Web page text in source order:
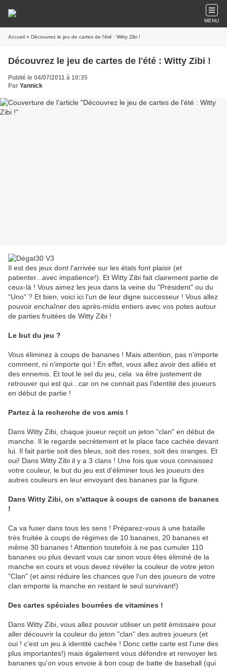
MENU
Accueil » Découvrez le jeu de cartes de l'été : Witty Zibi !
Découvrez le jeu de cartes de l'été : Witty Zibi !
Publié le 04/07/2011 à 10:35
Par Yannick
Il est des jeux dont l'arrivée sur les étals font plaisir (et
patienter...avec impatience!). Et Witty Zibi fait clairement partie de
ceux-là ! Vous aimez les jeux dans la veine du "Président" ou du
"Uno" ? Et bien, voici ici l'un de leur digne successeur ! Vous allez
pouvoir enchaîner des après-midis entiers avec vos potes autour
de parties fruitées de Witty Zibi !
Le but du jeu ?
Vous éliminez à coups de bananes ! Mais attention, pas n'importe
comment, ni n'importe qui ! En effet, vous allez avoir des alliés et
des ennemis. Et tout le sel du jeu, cela va être justement de
retrouver qui est qui...car on ne connait pas l'identité des joueurs
en début de partie !
Partez à la recherche de vos amis !
Dans Witty Zibi, chaque joueur reçoit un jeton "clan" en début de
manche. Il le regarde secrètement et le place face cachée devant
lui. Il fait partie soit des bleus, soit des roses, soit des oranges. Et
oui! Dans Witty Zibi il y a 3 clans ! Une fois que vous connaissez
votre couleur, le but du jeu est d'éliminer tous les joueurs des
autres couleurs en leur envoyant des bananes par la figure.
Dans Witty Zibi, on s'attaque à coups de canons de bananes
!
Ca va fuser dans tous les sens ! Préparez-vous à une bataille
très fruitée à coups de régimes de 10 bananes, 20 bananes et
même 30 bananes ! Attention toutefois à ne pas cumuler 110
bananes ou plus devant vous car sinon vous êtes éliminé de la
manche en cours et vous devez révéler la couleur de votre jeton
"Clan" (et ainsi réduire les chances que l'un des joueurs de votre
clan emporte la manche en restant le seul survivant!)
Des cartes spéciales bourrées de vitamines !
Dans Witty Zibi, vous allez pouvoir utiliser un petit émissaire pour
aller découvrir la couleur du jeton "clan" des autres joueurs (et
oui ! c'est un jeu à identité cachée ! Donc cette carte est l'une des
plus importantes!) mais également vous défondre et renvoyer les
bananes qu'on vous envoie à bon coup de batte de baseball (qui